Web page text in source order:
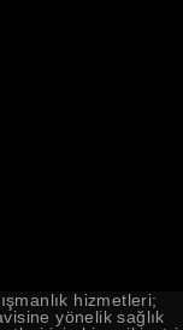
hizmetleri;
yönelik sağlık